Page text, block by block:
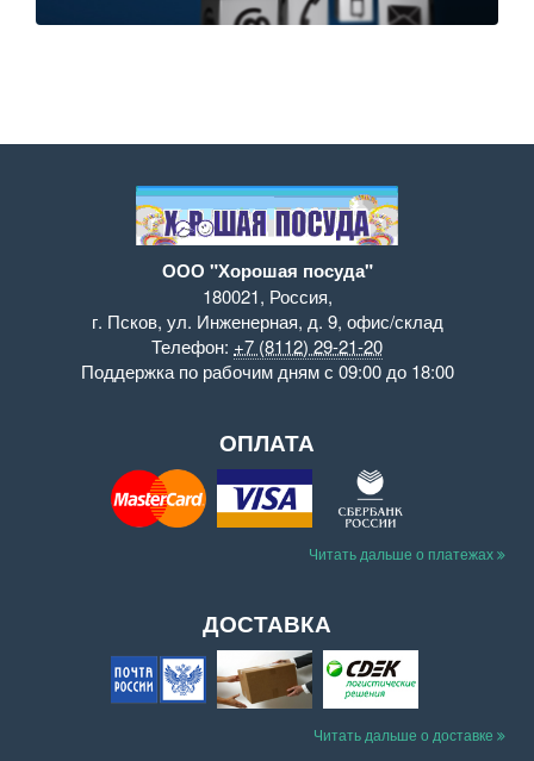
ООО "Хорошая посуда"
180021, Россия,
г. Псков, ул. Инженерная, д. 9, офис/склад
Телефон: +7 (8112) 29-21-20
Поддержка по рабочим дням с 09:00 до 18:00
ОПЛАТА
Читать дальше о платежах
ДОСТАВКА
Читать дальше о доставке